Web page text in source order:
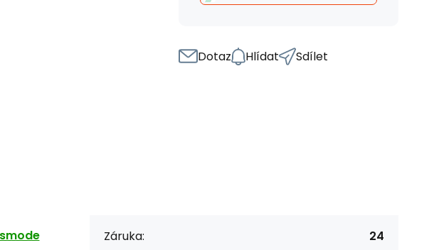
Dotaz Hlídat Sdílet
Záruka: 24